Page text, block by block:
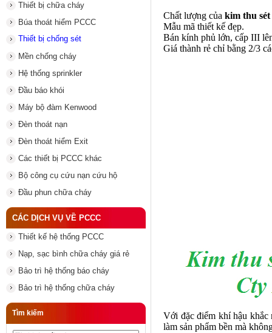
Thiết bị chữa cháy
Búa thoát hiểm PCCC
Thiết bị chống sét
Mền chống cháy
Hệ thống sprinkler
Đầu báo khói
Máy bộ đàm Kenwood
Đèn thoát nạn
Đèn thoát hiểm Exit
Các thiết bị PCCC khác
Bộ công cụ cứu nạn cứu hộ
Đầu phun chữa cháy
CÁC DỊCH VỤ VỀ PCCC
Thiết kế hệ thống PCCC
Nạp, sạc bình chữa cháy giá rẻ
Bảo trì hệ thống báo cháy
Bảo trì hệ thống chữa cháy
Tìm kiếm
Chất lượng của kim thu sét
Mẫu mã thiết kế đẹp.
Bán kính phủ lớn, cấp III
Giá thành rẻ chỉ bằng 2/3
Với đặc điểm khí hậu khắc
làm sản phẩm bền mà